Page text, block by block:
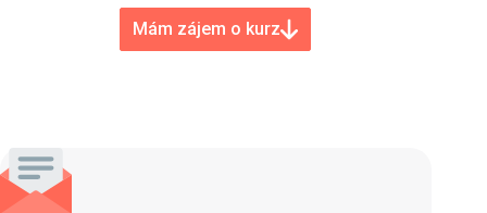
Mám zájem o kurz